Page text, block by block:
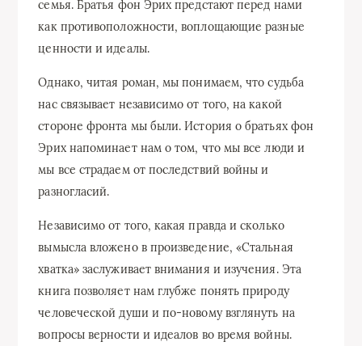
семья. Братья фон Эрих предстают перед нами
как противоположности, воплощающие разные
ценности и идеалы.
Однако, читая роман, мы понимаем, что судьба
нас связывает независимо от того, на какой
стороне фронта мы были. История о братьях фон
Эрих напоминает нам о том, что мы все люди и
мы все страдаем от последствий войны и
разногласий.
Независимо от того, какая правда и сколько
вымысла вложено в произведение, «Стальная
хватка» заслуживает внимания и изучения. Эта
книга позволяет нам глубже понять природу
человеческой души и по-новому взглянуть на
вопросы верности и идеалов во время войны.